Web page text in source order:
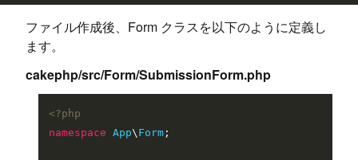
ファイル作成後、Form クラスを以下のように定義し
ます。
cakephp/src/Form/SubmissionForm.php
<?php
namespace
App\ Form ;